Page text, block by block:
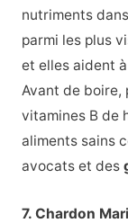
nutriments
parmi les plus
et elles aident à
Avant de boire,
vitamines B de
aliments sains
avocats et des
7. Chardon